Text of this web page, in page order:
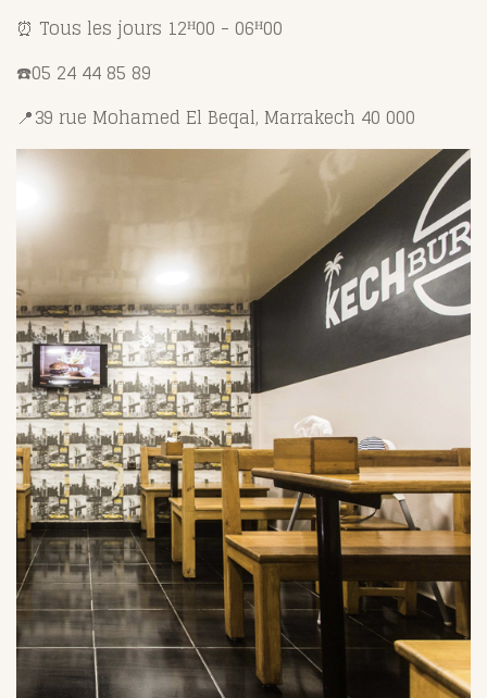
⏰ Tous les jours 12ᴴ00 - 06ᴴ00
☎️05 24 44 85 89
📍39 rue Mohamed El Beqal, Marrakech 40 000